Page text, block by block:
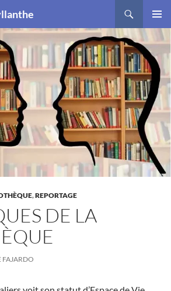
MENU
,REPORTAGE
DE LA
FAJARDO